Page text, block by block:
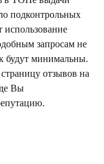
подконтрольных
использование
запросам не
будут минимальны.
отзывов на
Вы